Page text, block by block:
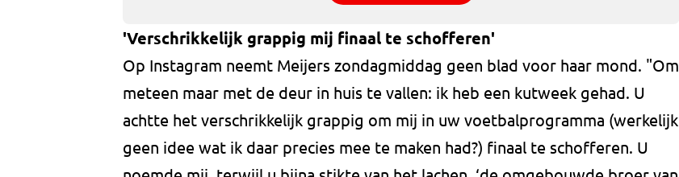
'Verschrikkelijk grappig mij finaal te schofferen'
Op Instagram neemt Meijers zondagmiddag geen blad voor haar mond. "Om
meteen maar met de deur in huis te vallen: ik heb een kutweek gehad. U
achtte het verschrikkelijk grappig om mij in uw voetbalprogramma (werkelijk
geen idee wat ik daar precies mee te maken had?) finaal te schofferen. U